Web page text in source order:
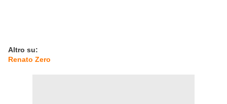
Altro su:
Renato Zero